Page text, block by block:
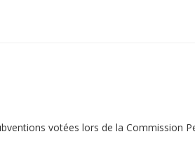
votées lors de la Commission